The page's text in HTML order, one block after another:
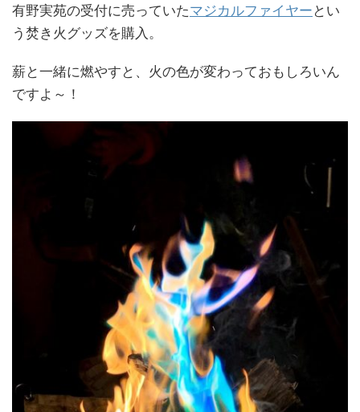
有野実苑の受付に売っていたマジカルファイヤー とい
う焚き火グッズを購入。
薪と一緒に燃やすと、火の色が変わっておもしろいん
ですよ～！